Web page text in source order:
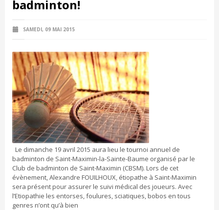
badminton!
SAMEDI, 09 MAI 2015
Le dimanche 19 avril 2015 aura lieu le tournoi annuel de
badminton de Saint-Maximin-la-Sainte-Baume organisé par le
Club de badminton de Saint-Maximin (CBSM). Lors de cet
évènement, Alexandre FOUILHOUX, étiopathe à Saint-Maximin
sera présent pour assurer le suivi médical des joueurs. Avec
l’Etiopathie les entorses, foulures, sciatiques, bobos en tous
genres n’ont qu’à bien